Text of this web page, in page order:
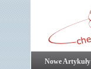
Nowe Artykuły